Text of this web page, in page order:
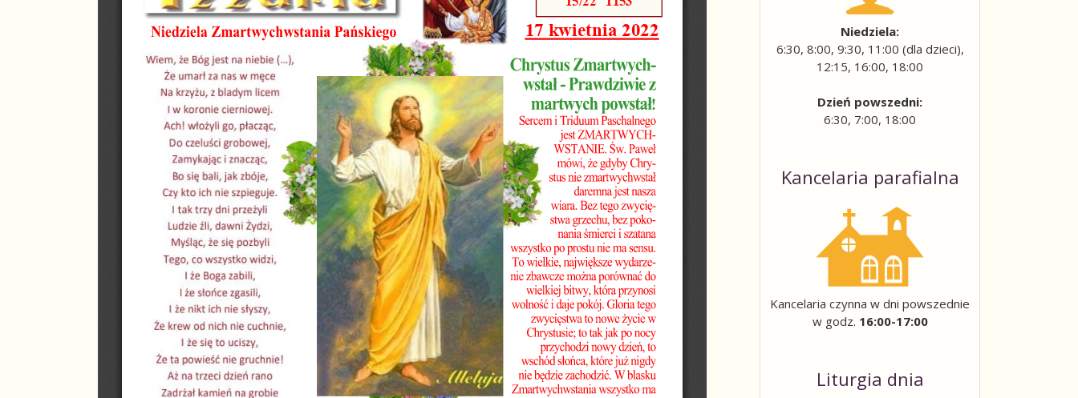
Niedziela:
6:30, 8:00, 9:30, 11:00 (dla dzieci),
12:15, 16:00, 18:00
Dzień powszedni:
6:30, 7:00, 18:00
Kancelaria parafialna
Kancelaria czynna w dni powszednie
w godz. 16:00-17:00
Liturgia dnia